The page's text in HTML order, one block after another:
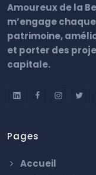
Amoureux de la
m’engage
patrimoine,
et porter des
capitale.
Pages
Accueil